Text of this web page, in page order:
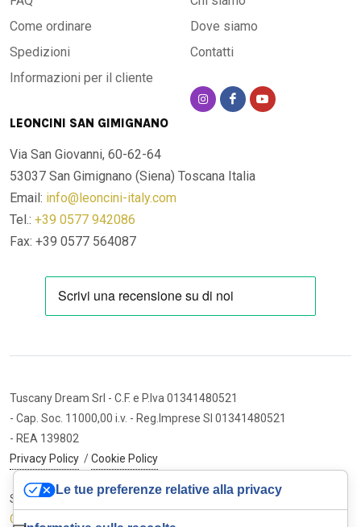
Come ordinare
Spedizioni
Informazioni per il cliente
Dove siamo
Contatti
LEONCINI SAN GIMIGNANO
Via San Giovanni, 60-62-64
53037 San Gimignano (Siena) Toscana Italia
Email: info@leoncini-italy.com
Tel.: +39 0577 942086
Fax: +39 0577 564087
Tuscany Dream Srl - C.F. e P.Iva 01341480521
- Cap. Soc. 11000,00 i.v. - Reg.Imprese SI 01341480521
- REA 139802
Privacy Policy /Cookie Policy
Sito internet ed e-commerce
Cybermarket Web Agency
Le tue preferenze relative alla privacy